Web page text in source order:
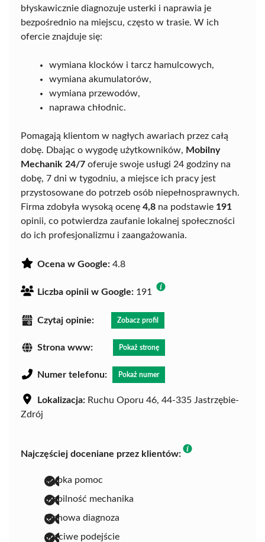
błyskawicznie diagnozuje usterki i naprawia je
bezpośrednio na miejscu, często w trasie. W ich
ofercie znajduje się:
wymiana klocków i tarcz hamulcowych,
wymiana akumulatorów,
wymiana przewodów,
naprawa chłodnic.
Pomagają klientom w nagłych awariach przez całą
dobę. Dbając o wygodę użytkowników, Mobilny
Mechanik 24/7 oferuje swoje usługi 24 godziny na
dobę, 7 dni w tygodniu, a miejsce ich pracy jest
przystosowane do potrzeb osób niepełnosprawnych.
Firma zdobyła wysoką ocenę 4,8 na podstawie 191
opinii, co potwierdza zaufanie lokalnej społeczności
do ich profesjonalizmu i zaangażowania.
Ocena w Google: 4.8
Liczba opinii w Google: 191
Czytaj opinie: Zobacz profil
Strona www: Pokaż stronę
Numer telefonu: Pokaż numer
Lokalizacja: Ruchu Oporu 46, 44-335 Jastrzębie-
Zdrój
Najczęściej doceniane przez klientów:
szybka pomoc
mobilność mechanika
fachowa diagnoza
uczciwe podejście